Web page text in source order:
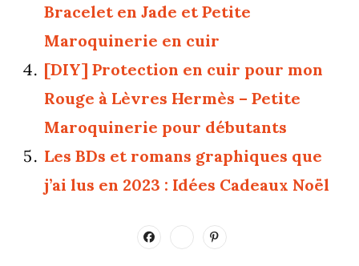
Bracelet en Jade et Petite
Maroquinerie en cuir
[DIY] Protection en cuir pour mon
Rouge à Lèvres Hermès – Petite
Maroquinerie pour débutants
Les BDs et romans graphiques que
j’ai lus en 2023 : Idées Cadeaux Noël